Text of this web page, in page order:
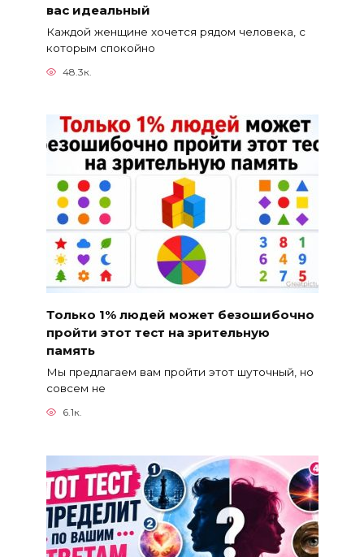
вас идеальный
Каждой женщине хочется рядом человека, с
которым спокойно
48.3к.
Только 1% людей может безошибочно
пройти этот тест на зрительную
память
Мы предлагаем вам пройти этот шуточный, но
совсем не
6.1к.